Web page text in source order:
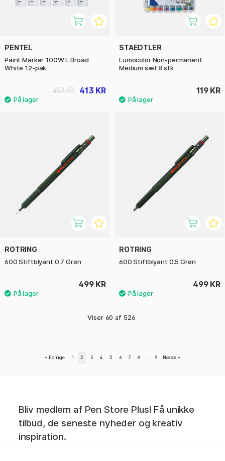
PENTEL
Paint Marker 100W L Broad
White 12-pak
413 KR
459 KR
STAEDTLER
Lumocolor Non-permanent
Medium sæt 8 stk
119 KR
ROTRING
600 Stiftblyant 0.7 Grøn
499 KR
ROTRING
600 Stiftblyant 0.5 Grøn
499 KR
Viser 60 af 526
« Forrige 1 2 3 4 5 6 7 8 9 Næste »
Bliv medlem af Pen Store Plus! Få unikke
tilbud, de seneste nyheder og kreativ
inspiration.